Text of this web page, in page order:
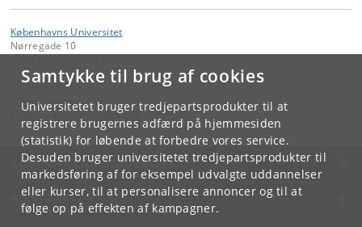
Samtykke til brug af cookies
Universitetet bruger tredjepartsprodukter til at
registrere brugernes adfærd på hjemmesiden
(statistik) for løbende at forbedre vores service.
Desuden bruger universitetet tredjepartsprodukter til
markedsføring af for eksempel udvalgte uddannelser
eller kurser, til at personalisere annoncer og til at
følge op på effekten af kampagner.
Københavns Universitet
Nørregade 10
Kommunikation
ku
KØBENHAVNS UNIVERSITET
KONTAKT